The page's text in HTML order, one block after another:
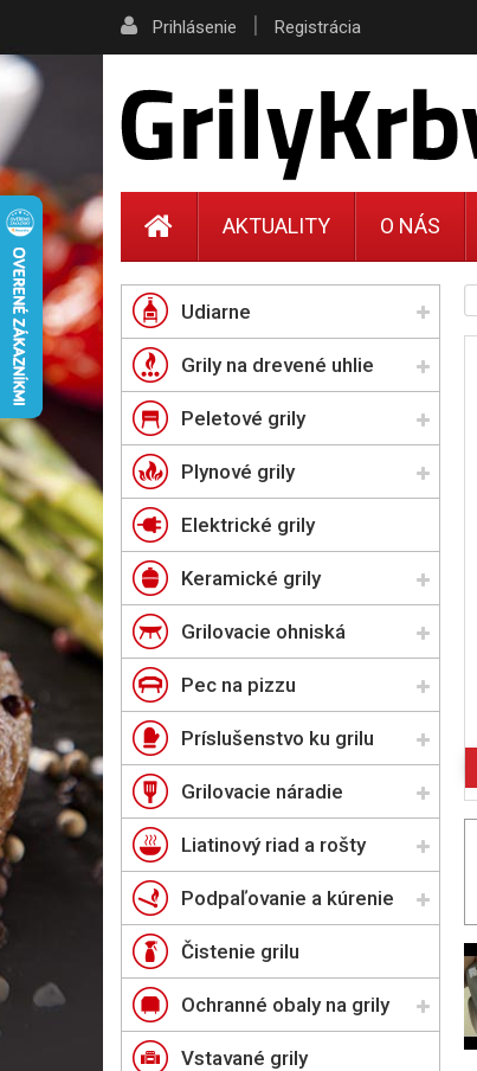
Udiarne
Grily na drevené uhlie
Peletové grily
Plynové grily
Elektrické grily
Keramické grily
Grilovacie ohniská
Pec na pizzu
Príslušenstvo ku grilu
Grilovacie náradie
Liatinový riad a rošty
Podpaľovanie a kúrenie
Čistenie grilu
Ochranné obaly na grily
Vstavané grily
Prihlásenie | Registrácia
AKTUALITY O NÁS